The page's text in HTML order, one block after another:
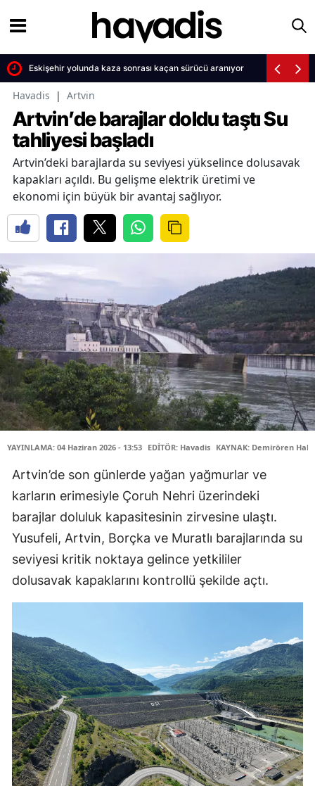
Eskişehir yolunda kaza sonrası kaçan sürücü aranıyor
Havadis | Artvin
Artvin’de barajlar doldu taştı Su
tahliyesi başladı
Artvin’deki barajlarda su seviyesi yükselince dolusavak
kapakları açıldı. Bu gelişme elektrik üretimi ve
ekonomi için büyük bir avantaj sağlıyor.
YAYINLAMA: 04 Haziran 2026 - 13:53 EDİTÖR: Havadis KAYNAK: Demirören
Artvin’de son günlerde yağan yağmurlar ve
karların erimesiyle Çoruh Nehri üzerindeki
barajlar doluluk kapasitesinin zirvesine ulaştı.
Yusufeli, Artvin, Borçka ve Muratlı barajlarında su
seviyesi kritik noktaya gelince yetkililer
dolusavak kapaklarını kontrollü şekilde açtı.